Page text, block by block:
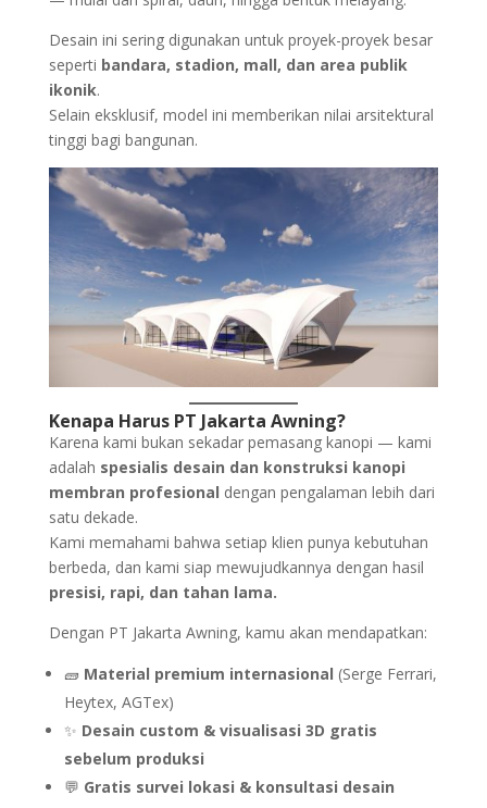
Desain ini sering digunakan untuk proyek-proyek besar
seperti bandara, stadion, mall, dan area publik
ikonik.
Selain eksklusif, model ini memberikan nilai arsitektural
tinggi bagi bangunan.
Kenapa Harus PT Jakarta Awning?
Karena kami bukan sekadar pemasang kanopi — kami
adalah spesialis desain dan konstruksi kanopi
membran profesional dengan pengalaman lebih dari
satu dekade.
Kami memahami bahwa setiap klien punya kebutuhan
berbeda, dan kami siap mewujudkannya dengan hasil
presisi, rapi, dan tahan lama.
Dengan PT Jakarta Awning, kamu akan mendapatkan:
🧱 Material premium internasional (Serge Ferrari,
Heytex, AGTex)
✨ Desain custom & visualisasi 3D gratis
sebelum produksi
💬 Gratis survei lokasi & konsultasi desain